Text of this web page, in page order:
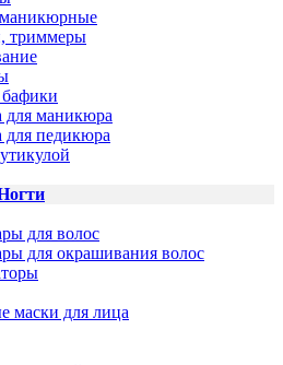
триммеры
для маникюра
для педикюра
для волос
для окрашивания волос
маски для лица